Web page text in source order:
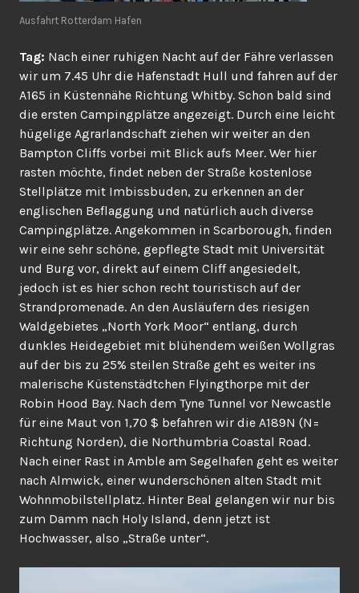
Ausfahrt Rotterdam Hafen
Tag: Nach einer ruhigen Nacht auf der Fähre verlassen
wir um 7.45 Uhr die Hafenstadt Hull und fahren auf der
A165 in Küstennähe Richtung Whitby. Schon bald sind
die ersten Campingplätze angezeigt. Durch eine leicht
hügelige Agrarlandschaft ziehen wir weiter an den
Bampton Cliffs vorbei mit Blick aufs Meer. Wer hier
rasten möchte, findet neben der Straße kostenlose
Stellplätze mit Imbissbuden, zu erkennen an der
englischen Beflaggung und natürlich auch diverse
Campingplätze. Angekommen in Scarborough, finden
wir eine sehr schöne, gepflegte Stadt mit Universität
und Burg vor, direkt auf einem Cliff angesiedelt,
jedoch ist es hier schon recht touristisch auf der
Strandpromenade. An den Ausläufern des riesigen
Waldgebietes „North York Moor“ entlang, durch
dunkles Heidegebiet mit blühendem weißen Wollgras
auf der bis zu 25% steilen Straße geht es weiter ins
malerische Küstenstädtchen Flyingthorpe mit der
Robin Hood Bay. Nach dem Tyne Tunnel vor Newcastle
für eine Maut von 1,70 $ befahren wir die A189N (N=
Richtung Norden), die Northumbria Coastal Road.
Nach einer Rast in Amble am Segelhafen geht es weiter
nach Almwick, einer wunderschönen alten Stadt mit
Wohnmobilstellplatz. Hinter Beal gelangen wir nur bis
zum Damm nach Holy Island, denn jetzt ist
Hochwasser, also „Straße unter“.